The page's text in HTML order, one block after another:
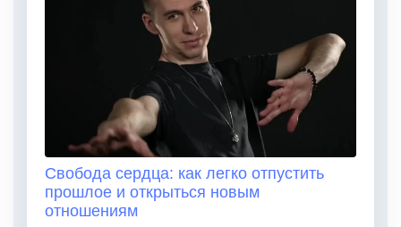
Свобода сердца: как легко отпустить
прошлое и открыться новым
отношениям